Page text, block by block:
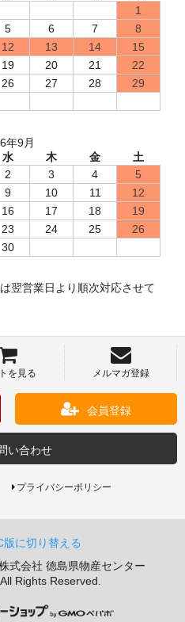
1
5 6 7
8
12 13 14
15
19 20 21
22
26 27 28
29
年9月
水 木 金
土
2 3 4
5
9 10 11
12
16 17 18
19
23 24 25
26
30
翌営業日より順次対応させて
を見る メルマガ登録
会員登録
い合わせ
プライバシーポリシー
版に切り替える
式会社 徳島県物産センター
Rights Reserved.